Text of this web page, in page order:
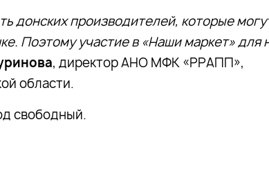
донских производителей, которые
Поэтому участие в «Наши маркет» для
, директор АНО МФК «РРАПП»,
области.
свободный.